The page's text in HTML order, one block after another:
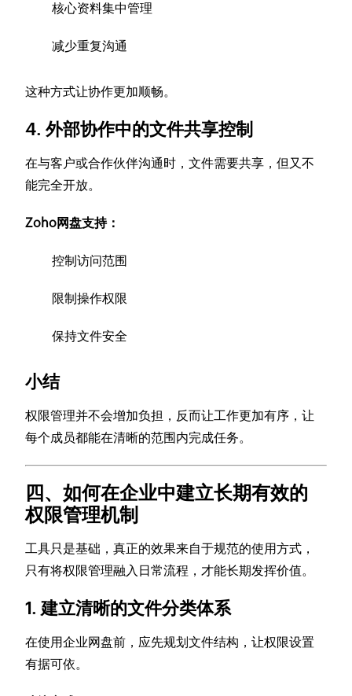
核心资料集中管理
减少重复沟通
这种方式让协作更加顺畅。
4. 外部协作中的文件共享控制
在与客户或合作伙伴沟通时，文件需要共享，但又不
能完全开放。
Zoho网盘支持：
控制访问范围
限制操作权限
保持文件安全
小结
权限管理并不会增加负担，反而让工作更加有序，让
每个成员都能在清晰的范围内完成任务。
四、如何在企业中建立长期有效的
权限管理机制
工具只是基础，真正的效果来自于规范的使用方式，
只有将权限管理融入日常流程，才能长期发挥价值。
1. 建立清晰的文件分类体系
在使用企业网盘前，应先规划文件结构，让权限设置
有据可依。